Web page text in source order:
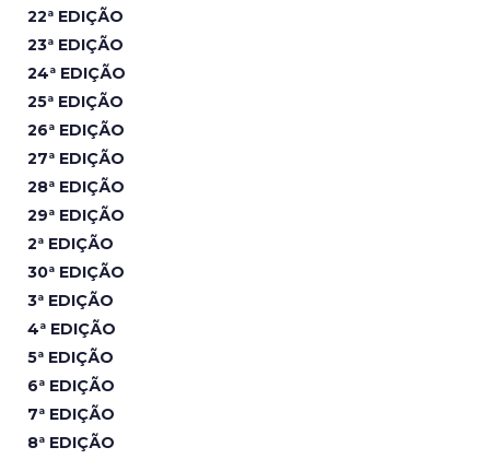
22ª EDIÇÃO
23ª EDIÇÃO
24ª EDIÇÃO
25ª EDIÇÃO
26ª EDIÇÃO
27ª EDIÇÃO
28ª EDIÇÃO
29ª EDIÇÃO
2ª EDIÇÃO
30ª EDIÇÃO
3ª EDIÇÃO
4ª EDIÇÃO
5ª EDIÇÃO
6ª EDIÇÃO
7ª EDIÇÃO
8ª EDIÇÃO